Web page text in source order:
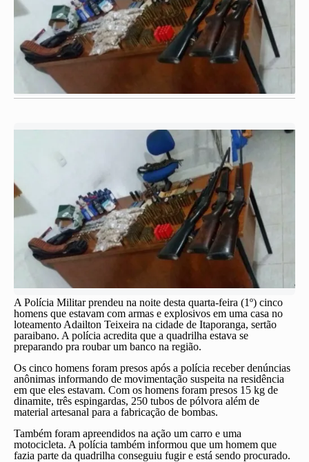
A Polícia Militar prendeu na noite desta quarta-feira (1º) cinco
homens que estavam com armas e explosivos em uma casa no
loteamento Adailton Teixeira na cidade de Itaporanga, sertão
paraibano. A polícia acredita que a quadrilha estava se
preparando pra roubar um banco na região.
Os cinco homens foram presos após a polícia receber denúncias
anônimas informando de movimentação suspeita na residência
em que eles estavam. Com os homens foram presos 15 kg de
dinamite, três espingardas, 250 tubos de pólvora além de
material artesanal para a fabricação de bombas.
Também foram apreendidos na ação um carro e uma
motocicleta. A polícia também informou que um homem que
fazia parte da quadrilha conseguiu fugir e está sendo procurado.